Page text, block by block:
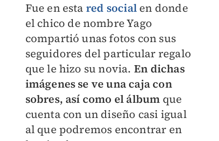
Fue en esta red socialen donde
el chico de nombre Yago
compartió unas fotos con sus
seguidores del particular regalo
que le hizo su novia. En dichas
imágenes se ve una caja con
sobres, así como el álbum que
cuenta con un diseño casi igual
al que podremos encontrar en